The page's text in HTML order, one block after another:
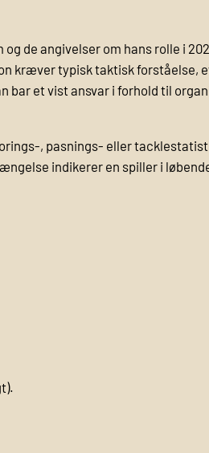
de angivelser om hans rolle i
kræver typisk taktisk forståelse,
bar et vist ansvar i forhold til
, pasnings- eller
indikerer en spiller i